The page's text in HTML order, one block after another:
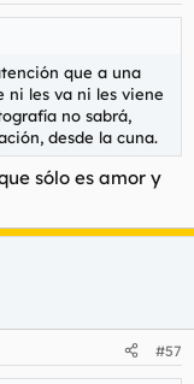
que a una
ni les va ni les viene
no sabrá,
desde la cuna.
sólo es amor y
#57